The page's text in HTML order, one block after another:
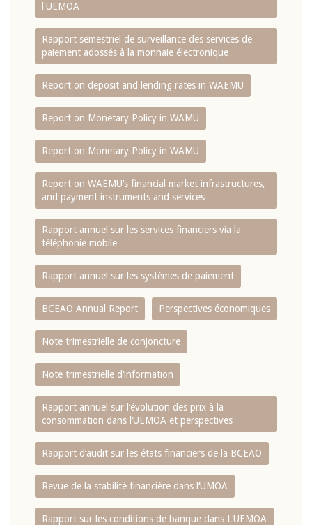
l'UEMOA
Rapport semestriel de surveillance des services de
paiement adossés à la monnaie électronique
Report on deposit and lending rates in WAEMU
Report on Monetary Policy in WAMU
Report on Monetary Policy in WAMU
Report on WAEMU’s financial market infrastructures,
and payment instruments and services
Rapport annuel sur les services financiers via la
téléphonie mobile
Rapport annuel sur les systèmes de paiement
BCEAO Annual Report Perspectives économiques
Note trimestrielle de conjoncture
Note trimestrielle d‘information
Rapport annuel sur l‘évolution des prix à la
consommation dans l‘UEMOA et perspectives
Rapport d‘audit sur les états financiers de la BCEAO
Revue de la stabilité financière dans l‘UMOA
Rapport sur les conditions de banque dans L‘UEMOA